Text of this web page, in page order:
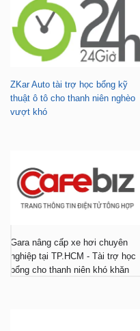
ZKar Auto tài trợ học bổng kỹ
thuật ô tô cho thanh niên nghèo
vượt khó
Gara nâng cấp xe hơi chuyên
nghiệp tại TP.HCM - Tài trợ học
bổng cho thanh niên khó khăn